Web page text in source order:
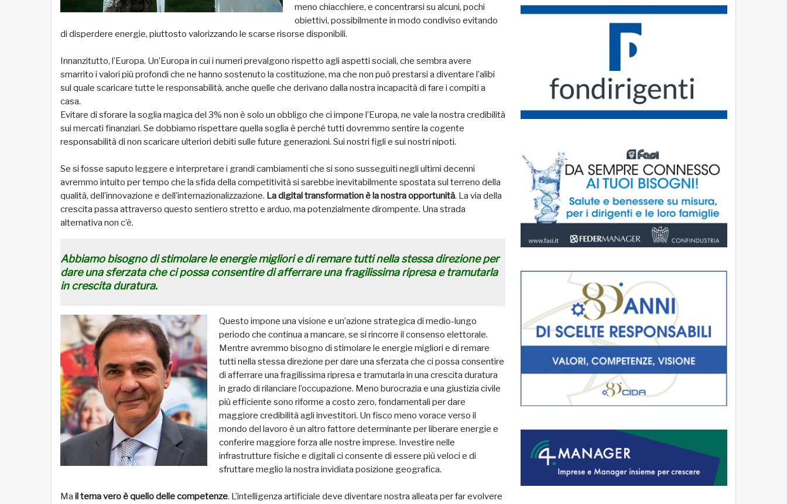
meno chiacchiere, e concentrarsi su alcuni, pochi
obiettivi, possibilmente in modo condiviso evitando
di disperdere energie, piuttosto valorizzando le scarse risorse disponibili.
Innanzitutto, l’Europa. Un’Europa in cui i numeri prevalgono rispetto agli aspetti sociali, che sembra avere
smarrito i valori più profondi che ne hanno sostenuto la costituzione, ma che non può prestarsi a diventare l’alibi
sul quale scaricare tutte le responsabilità, anche quelle che derivano dalla nostra incapacità di fare i compiti a
casa.
Evitare di sforare la soglia magica del 3% non è solo un obbligo che ci impone l’Europa, ne vale la nostra credibilità
sui mercati finanziari. Se dobbiamo rispettare quella soglia è perché tutti dovremmo sentire la cogente
responsabilità di non scaricare ulteriori debiti sulle future generazioni. Sui nostri figli e sui nostri nipoti.
Se si fosse saputo leggere e interpretare i grandi cambiamenti che si sono susseguiti negli ultimi decenni
avremmo intuito per tempo che la sfida della competitività si sarebbe inevitabilmente spostata sul terreno della
qualità, dell’innovazione e dell’internazionalizzazione. La digital transformation è la nostra opportunità. La via della
crescita passa attraverso questo sentiero stretto e arduo, ma potenzialmente dirompente. Una strada
alternativa non c’è.
Abbiamo bisogno di stimolare le energie migliori e di remare tutti nella stessa direzione per
dare una sferzata che ci possa consentire di afferrare una fragilissima ripresa e tramutarla
in crescita duratura.
Questo impone una visione e un’azione strategica di medio-lungo
periodo che continua a mancare, se si rincorre il consenso elettorale.
Mentre avremmo bisogno di stimolare le energie migliori e di remare
tutti nella stessa direzione per dare una sferzata che ci possa consentire
di afferrare una fragilissima ripresa e tramutarla in una crescita duratura
in grado di rilanciare l’occupazione. Meno burocrazia e una giustizia civile
più efficiente sono riforme a costo zero, fondamentali per dare
maggiore credibilità agli investitori. Un fisco meno vorace verso il
mondo del lavoro è un altro fattore determinante per liberare energie e
conferire maggiore forza alle nostre imprese. Investire nelle
infrastrutture fisiche e digitali ci consente di essere più veloci e di
sfruttare meglio la nostra invidiata posizione geografica.
Ma il tema vero è quello delle competenze. L’intelligenza artificiale deve diventare nostra alleata per far evolvere